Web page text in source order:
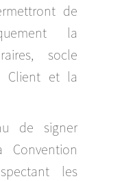
de
la
socle
Client et la
de signer
Convention
les